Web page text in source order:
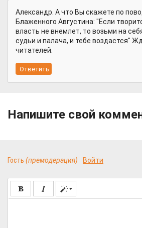
Александр. А что Вы скажете по
Блаженного Августина: "Если
власть не внемлет, то возьми на
судьи и палача, и тебе воздастся"
читателей.
Напишите свой
Гость (премодерация) Войти